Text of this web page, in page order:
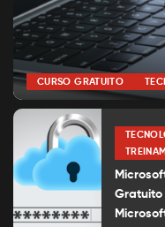
CURSO GRATUITO
Posted
por Alexia Silva
Gratuito